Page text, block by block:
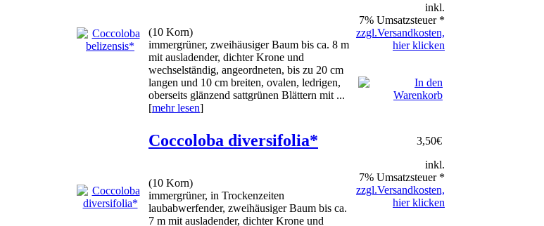
(10 Korn)
immergrüner, zweihäusiger Baum bis ca. 8 m
mit ausladender, dichter Krone und
wechselständig, angeordneten, bis zu 20 cm
langen und 10 cm breiten, ovalen, ledrigen,
oberseits glänzend sattgrünen Blättern mit ...
[mehr lesen]
inkl.
7% Umsatzsteuer *
zzgl.Versandkosten,
hier klicken
Coccoloba diversifolia*
(10 Korn)
immergrüner, in Trockenzeiten
laubabwerfender, zweihäusiger Baum bis ca.
7 m mit ausladender, dichter Krone und
3,50€
inkl.
7% Umsatzsteuer *
zzgl.Versandkosten,
hier klicken